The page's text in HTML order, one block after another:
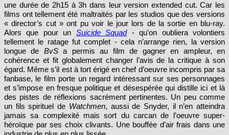
films ont tellement été maltraités par les studios que des versions
« director’s cut » ont pu voir le jour lors de la sortie en blu-ray.
Alors que pour unSuicide Squad- qu’on oubliera volontiers
tellement le ratage fut complet - cela n’arrange rien, la version
longue de BvSa permis au film de gagner en ampleur, en
cohérence et fit globalement changer l’avis de la critique à son
égard. Même s’il est à tort érigé en chef d’oeuvre incompris par sa
fanbase, le film porte un regard intéressant sur ses personnages
et s’impose en fresque politique et désespérée qui distille ici et là
des pistes de réflexions sacrément pertinentes. Un peu comme
un fils spirituel deWatchmen, aussi de Snyder, il n’en atteindra
jamais sa complexité mais sort du carcan de l’oeuvre super-
héroïque par ses choix clivants. Une bouffée d’air frais dans une
industrie de plus en plus lissée.